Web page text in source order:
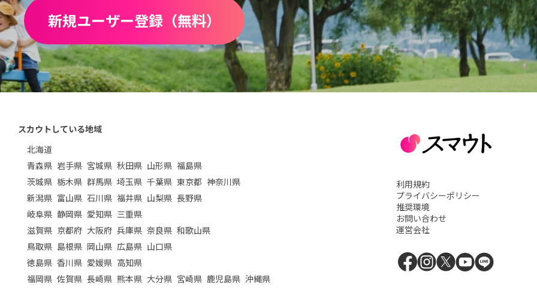
新規ユーザー登録（無料）
スカウトしている地域
北海道
青森県 岩手県 宮城県 秋田県 山形県 福島県
茨城県 栃木県 群馬県 埼玉県 千葉県 東京都 神奈川県
新潟県 富山県 石川県 福井県 山梨県 長野県
岐阜県 静岡県 愛知県 三重県
滋賀県 京都府 大阪府 兵庫県 奈良県 和歌山県
鳥取県 島根県 岡山県 広島県 山口県
徳島県 香川県 愛媛県 高知県
福岡県 佐賀県 長崎県 熊本県 大分県 宮崎県 鹿児島県 沖縄県
利用規約
プライバシーポリシー
推奨環境
お問い合わせ
運営会社